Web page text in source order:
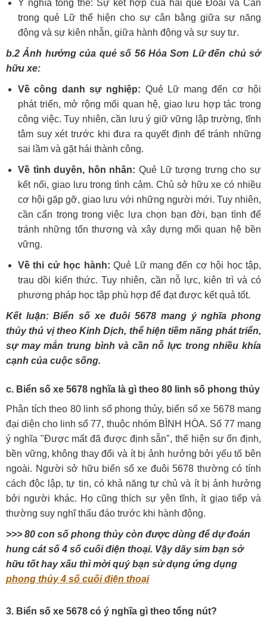
Ý nghĩa tổng thể: Sự kết hợp của hai quẻ Đoài và Cấn
trong quẻ Lữ thể hiện cho sự cân bằng giữa sự năng
động và sự kiên nhẫn, giữa hành động và sự suy tư.
b.2 Ảnh hưởng của quẻ số 56 Hỏa Sơn Lữ đến chủ sở
hữu xe:
Về công danh sự nghiệp: Quẻ Lữ mang đến cơ hội
phát triển, mở rộng mối quan hệ, giao lưu hợp tác trong
công việc. Tuy nhiên, cần lưu ý giữ vững lập trường, tĩnh
tâm suy xét trước khi đưa ra quyết định để tránh những
sai lầm và gặt hái thành công.
Về tình duyên, hôn nhân: Quẻ Lữ tượng trưng cho sự
kết nối, giao lưu trong tình cảm. Chủ sở hữu xe có nhiều
cơ hội gặp gỡ, giao lưu với những người mới. Tuy nhiên,
cần cẩn trọng trong việc lựa chọn bạn đời, bạn tình để
tránh những tổn thương và xây dựng mối quan hệ bền
vững.
Về thi cử học hành:Quẻ Lữ mang đến cơ hội học tập,
trau dồi kiến thức. Tuy nhiên, cần nỗ lực, kiên trì và có
phương pháp học tập phù hợp để đạt được kết quả tốt.
Kết luận: Biển số xe đuôi 5678 mang ý nghĩa phong
thủy thú vị theo Kinh Dịch, thể hiện tiềm năng phát triển,
sự may mắn trung bình và cần nỗ lực trong nhiều khía
cạnh của cuộc sống.
c. Biển số xe 5678 nghĩa là gì theo 80 linh số phong thủy
Phân tích theo 80 linh số phong thủy, biển số xe 5678 mang
đại diện cho linh số 77, thuộc nhóm BÌNH HÒA. Số 77 mang
ý nghĩa "Được mất đã được định sẵn", thể hiện sự ổn định,
bền vững, không thay đổi và ít bị ảnh hưởng bởi yếu tố bên
ngoài. Người sở hữu biển số xe đuôi 5678 thường có tính
cách độc lập, tự tin, có khả năng tự chủ và ít bị ảnh hưởng
bởi người khác. Họ cũng thích sự yên tĩnh, ít giao tiếp và
thường suy nghĩ thấu đáo trước khi hành động.
>>> 80 con số phong thủy còn được dùng để dự đoán
hung cát số 4 số cuối điện thoại. Vậy dãy sim bạn sở
hữu tốt hay xấu thì mời quý bạn sử dụng ứng dụng
phong thủy 4 số cuối điện thoại
3. Biển số xe 5678 có ý nghĩa gì theo tổng nút?